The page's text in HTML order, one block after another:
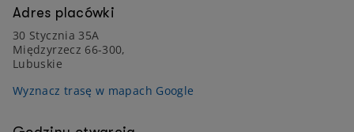
Adres placówki
30 Stycznia 35A
Międzyrzecz 66-300,
Lubuskie
Wyznacz trasę w mapach Google